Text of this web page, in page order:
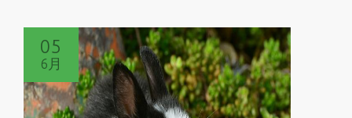
読
む
イ
ー
ラ
05
6月